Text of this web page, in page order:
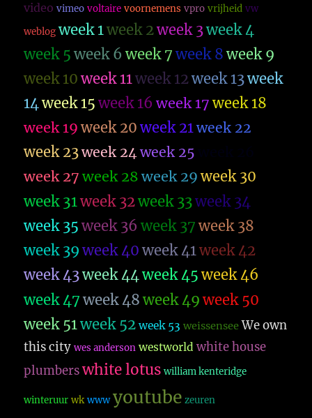
video vimeo voltaire voornemens vpro vrijheid vw
weblog week 1week 2week 3week 4
week 5 week 6 week 7 week 8 week 9
week 10 week 11week 12week 13week
14week 15 week 16 week 17 week 18
week 19 week 20 week 21week 22
week 23week 24week 25
week 27 week 28 week 29 week 30
week 31week 32week 33week 34
week 35 week 36 week 37 week 38
week 39 week 40 week 41week 42
week 43week 44week 45 week 46
week 47 week 48 week 49 week 50
week 51week 52 week 53 weissensee We own
this city wes anderson westworld white house
plumbers white lotus william kenteridge
winteruur wk www youtube zeuren